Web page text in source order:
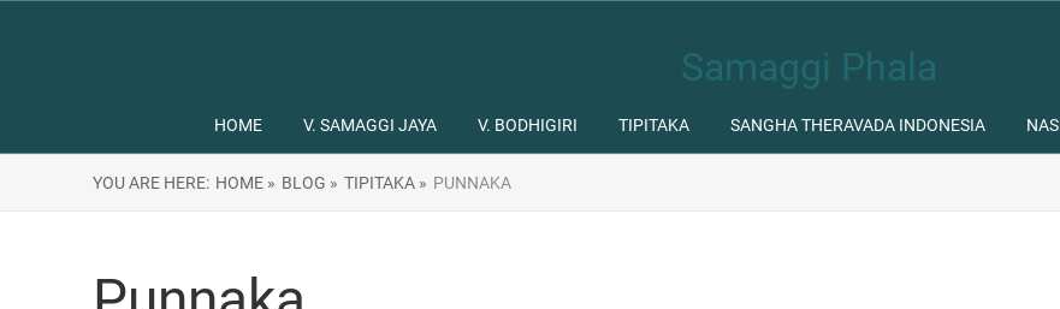
Samaggi Phala
HOME V. SAMAGGI JAYA V. BODHIGIRI TIPITAKA SANGHA THERAVADA INDONESIA
YOU ARE HERE: HOME » BLOG » TIPITAKA » PUNNAKA